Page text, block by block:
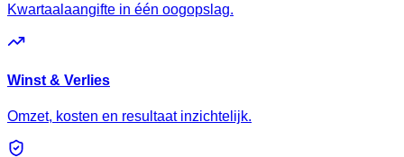
Kwartaalaangifte in één oogopslag.
Winst & Verlies
Omzet, kosten en resultaat inzichtelijk.